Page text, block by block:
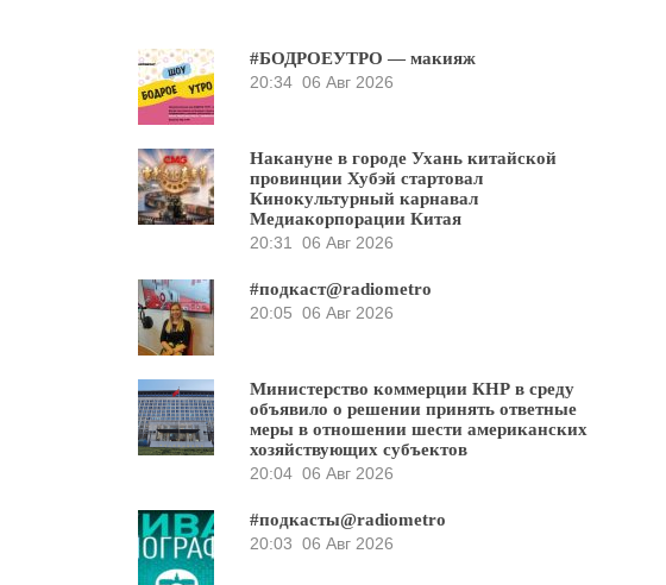
#БОДРОЕУТРО — макияж
20:34 06 Авг 2026
Накануне в городе Ухань китайской
провинции Хубэй стартовал
Кинокультурный карнавал
Медиакорпорации Китая
20:31
06 Авг 2026
#подкаст@radiometro
20:05 06 Авг 2026
Министерство коммерции КНР в среду
объявило о решении принять ответные
меры в отношении шести американских
хозяйствующих субъектов
20:04 06 Авг 2026
#подкасты@radiometro
20:03 06 Авг 2026